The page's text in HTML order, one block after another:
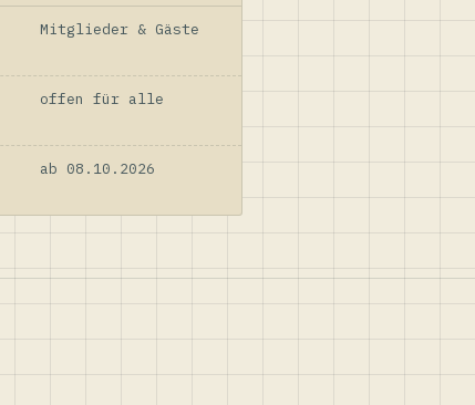
Mitglieder & Gäste
offen für alle
ab 08.10.2026